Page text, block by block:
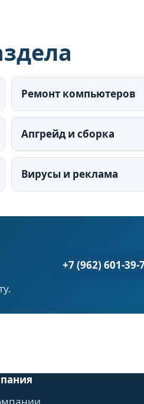
Ремонт компьютеров
Апгрейд и сборка
Вирусы и реклама
+7 (962) 601-39-